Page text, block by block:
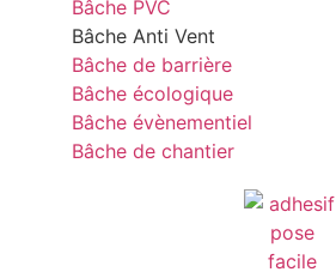
Bâche PVC
Bâche Anti Vent
Bâche de barrière
Bâche écologique
Bâche évènementiel
Bâche de chantier